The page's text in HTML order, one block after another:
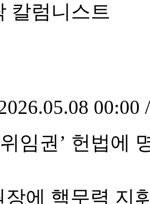
칼럼니스트
00:00
임권’ 헌법에
에 핵무력 지